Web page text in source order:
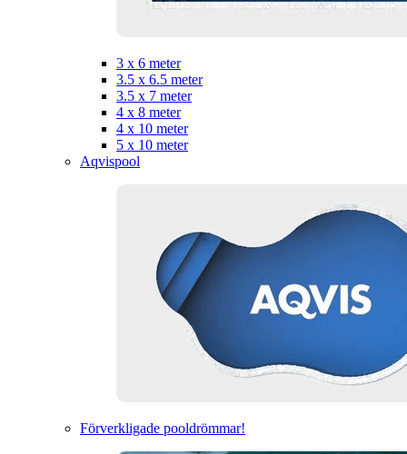
3 x 6 meter
3.5 x 6.5 meter
3.5 x 7 meter
4 x 8 meter
4 x 10 meter
5 x 10 meter
Aqvispool
Förverkligade pooldrömmar!